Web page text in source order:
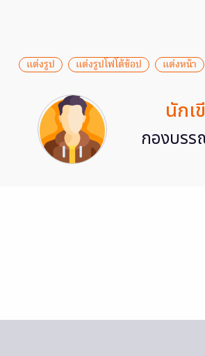
แต่งรูป แต่งรูปโฟโต้ช้อป แต่งหน้า
นักเ
กองบรร